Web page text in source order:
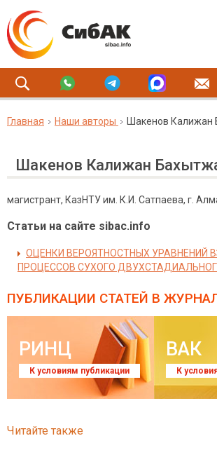
Главная Наши авторы Шакенов Калижан
Шакенов Калижан
магистрант, КазНТУ им. К.И. Сатпаева, г.
Статьи на сайте sibac.info
ОЦЕНКИ ВЕРОЯТНОСТНЫХ УРАВНЕНИЙ
ПРОЦЕССОВ СУХОГО
ПУБЛИКАЦИИ СТАТЕЙ В
РИНЦ
К условиям публикации
ВАК
К
Читайте также